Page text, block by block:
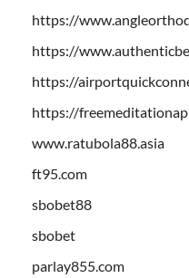
https://
https://
https://
https://
www.ratubola88.asia
ft95.com
sbobet88
sbobet
parlay855.com